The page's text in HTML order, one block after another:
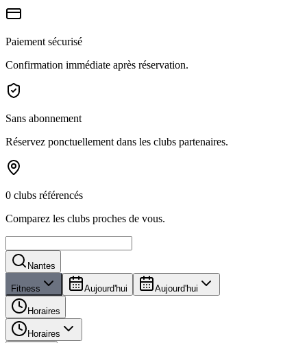
Paiement sécurisé
Confirmation immédiate après réservation.
Sans abonnement
Réservez ponctuellement dans les clubs partenaires.
0 clubs référencés
Comparez les clubs proches de vous.
Nantes
Fitness Aujourd'hui Aujourd'hui
Horaires
Horaires